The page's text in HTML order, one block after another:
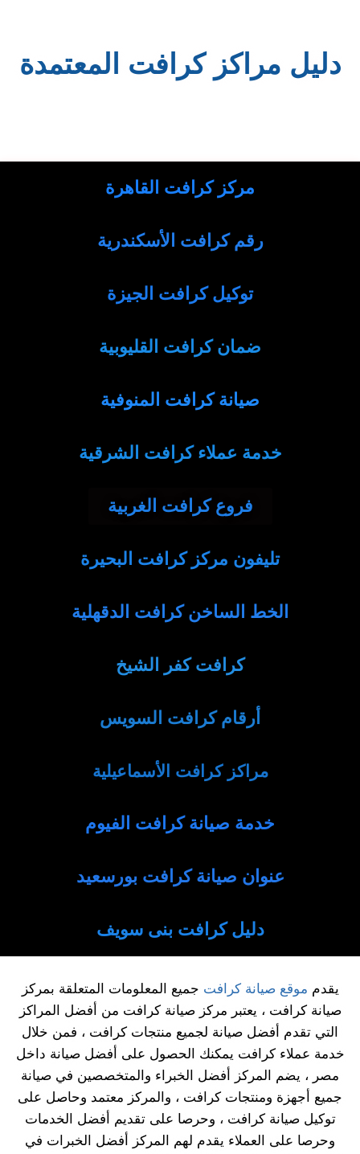
دليل مراكز كرافت المعتمدة
مركز كرافت القاهرة
رقم كرافت الأسكندرية
توكيل كرافت الجيزة
ضمان كرافت القليوبية
صيانة كرافت المنوفية
خدمة عملاء كرافت الشرقية
فروع كرافت الغربية
تليفون مركز كرافت البحيرة
الخط الساخن كرافت الدقهلية
كرافت كفر الشيخ
أرقام كرافت السويس
مراكز كرافت الأسماعيلية
خدمة صيانة كرافت الفيوم
عنوان صيانة كرافت بورسعيد
دليل كرافت بنى سويف
يقدم موقع صيانة كرافت جميع المعلومات المتعلقة بمركز
صيانة كرافت ، يعتبر مركز صيانة كرافت من أفضل المراكز
التي تقدم أفضل صيانة لجميع منتجات كرافت ، فمن خلال
خدمة عملاء كرافت يمكنك الحصول على أفضل صيانة داخل
مصر ، يضم المركز أفضل الخبراء والمتخصصين في صيانة
جميع أجهزة ومنتجات كرافت ، والمركز معتمد وحاصل على
توكيل صيانة كرافت ، وحرصا على تقديم أفضل الخدمات
وحرصا على العملاء يقدم لهم المركز أفضل الخبرات في